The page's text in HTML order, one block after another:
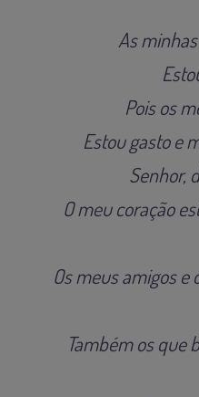
As
Pois os
Estou gasto e
Senhor,
O meu coração
Os meus amigos
Também os que